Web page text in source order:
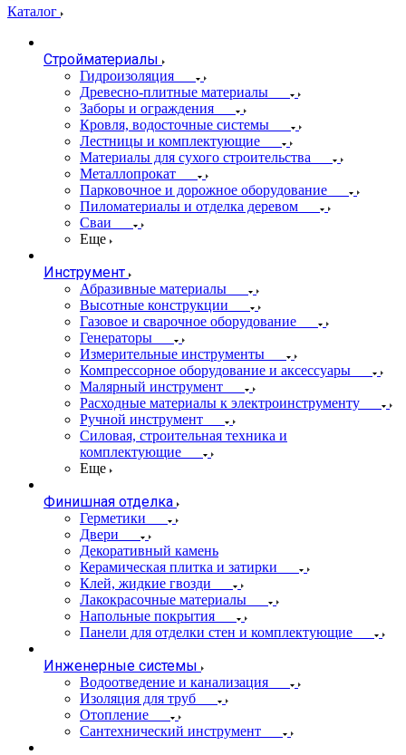
Каталог
Стройматериалы
Гидроизоляция
Древесно-плитные материалы
Заборы и ограждения
Кровля, водосточные системы
Лестницы и комплектующие
Материалы для сухого строительства
Металлопрокат
Парковочное и дорожное оборудование
Пиломатериалы и отделка деревом
Сваи
Еще
Инструмент
Абразивные материалы
Высотные конструкции
Газовое и сварочное оборудование
Генераторы
Измерительные инструменты
Компрессорное оборудование и аксессуары
Малярный инструмент
Расходные материалы к электроинструменту
Ручной инструмент
Силовая, строительная техника и
комплектующие
Еще
Финишная отделка
Герметики
Двери
Декоративный камень
Керамическая плитка и затирки
Клей, жидкие гвозди
Лакокрасочные материалы
Напольные покрытия
Панели для отделки стен и комплектующие
Инженерные системы
Водоотведение и канализация
Изоляция для труб
Отопление
Сантехнический инструмент